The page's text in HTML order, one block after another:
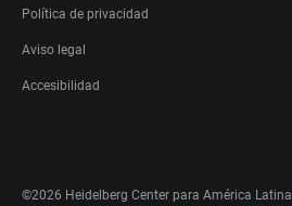
FOOTER
LEGAL
Política de privacidad
Aviso legal
Accesibilidad
MEDIA
©2026 Heidelberg Center para América Latina